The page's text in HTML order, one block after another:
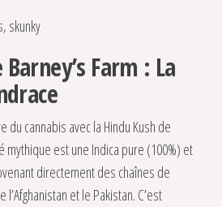
skunky
Farm : La
du cannabis avec la Hindu Kush de
mythique est une Indica pure (100%) et
directement des chaînes de
et le Pakistan. C’est